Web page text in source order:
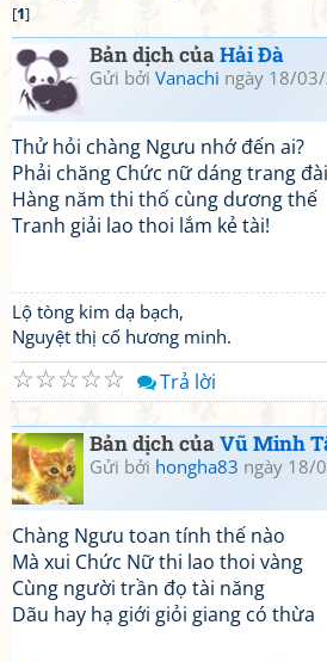
[1]
Bản dịch củaHải Đà
Gửi bởi Vanachi ngày 18/
Thử hỏi chàng Ngưu nhớ đến ai?
Phải chăng Chức nữ dáng trang đài
Hàng năm thi thố cùng dương thế
Tranh giải lao thoi lắm kẻ tài!
Lộ tòng kim dạ bạch,
Nguyệt thị cố hương minh.
☆
☆
☆
☆
☆ Trả lời
Bản dịch củaVũ Minh
Gửi bởi hongha83 ngày 18/
Chàng Ngưu toan tính thế nào
Mà xui Chức Nữ thi lao thoi vàng
Cùng người trần đọ tài năng
Dãu hay hạ giới giỏi giang có thừa